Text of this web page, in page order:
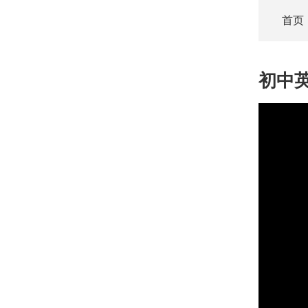
首页
初中